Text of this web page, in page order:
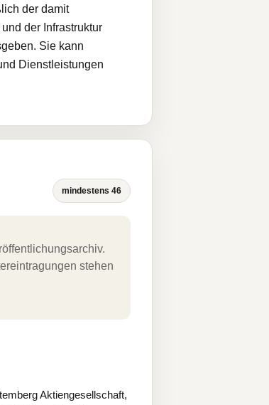
der damit
der Infrastruktur
Sie kann
Dienstleistungen
mindestens 46
stehen
Aktiengesellschaft,